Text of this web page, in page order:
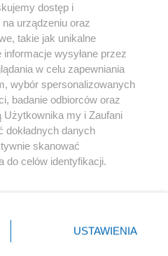
Instagram Youtube
dostęp i
urządzeniu oraz
takie jak unikalne
wysyłane przez
w celu zapewniania
wybór spersonalizowanych
badanie odbiorców oraz
Użytkownika my i Zaufani
danych
skanować
do celów identyfikacji.
ustawień prywatności
rogu strony
USTAWIENIA